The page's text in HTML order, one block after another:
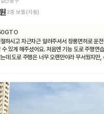
2종 보통(자동)
하시고 차근차근 알려주셔서 장롱면허로 운
수 있게 해주셨어요. 처음엔 기능 도로 주행연
데 도로 주행은 너무 오랜만이라 무서웠지만,